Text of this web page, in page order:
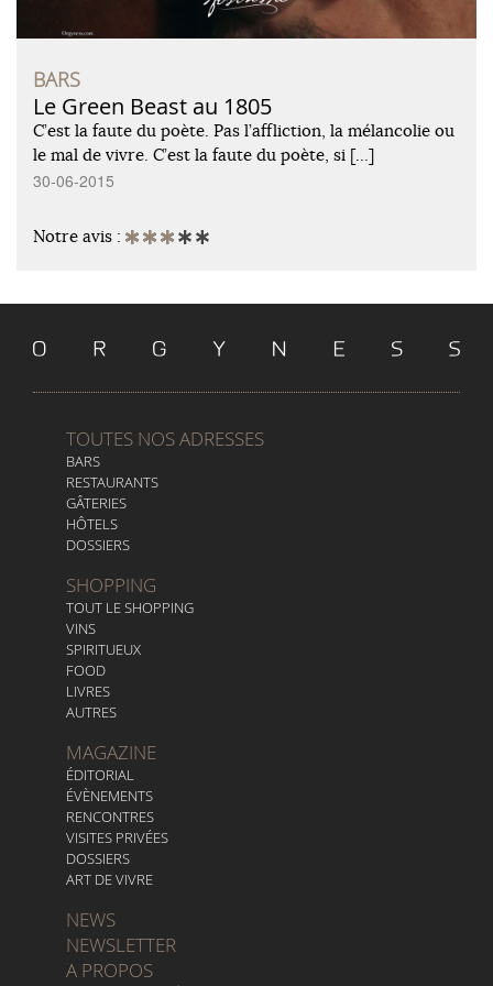
BARS
Le Green Beast au 1805
C’est la faute du poète. Pas l’affliction, la mélancolie ou
le mal de vivre. C’est la faute du poète, si […]
30-06-2015
Notre avis :
TOUTES NOS ADRESSES
BARS
RESTAURANTS
GÂTERIES
HÔTELS
DOSSIERS
SHOPPING
TOUT LE SHOPPING
VINS
SPIRITUEUX
FOOD
LIVRES
AUTRES
MAGAZINE
ÉDITORIAL
ÉVÈNEMENTS
RENCONTRES
VISITES PRIVÉES
DOSSIERS
ART DE VIVRE
NEWS
NEWSLETTER
A PROPOS